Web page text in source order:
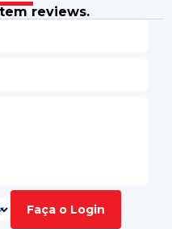
reviews.
Faça o Login